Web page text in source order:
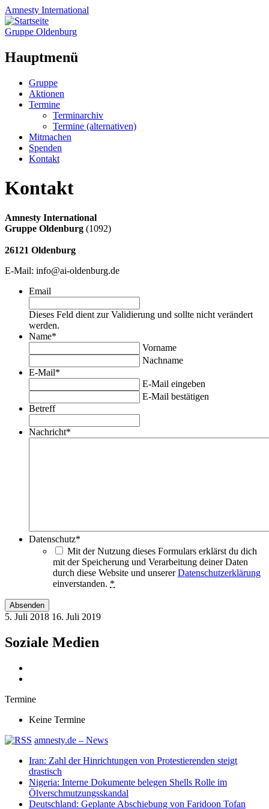
Amnesty International
Gruppe Oldenburg
Hauptmenü
Zum
Inhalt
springen
Gruppe
Aktionen
Termine
Terminarchiv
Termine (alternativen)
Mitmachen
Spenden
Kontakt
Kontakt
Amnesty International
Gruppe Oldenburg (1092)
26121 Oldenburg
E-Mail: info@ai-oldenburg.de
Email
Dieses Feld dient zur Validierung und sollte nicht verändert
werden.
Name*
Vorname
Nachname
E-Mail*
E-Mail eingeben
E-Mail bestätigen
Betreff
Nachricht*
Datenschutz*
Mit der Nutzung dieses Formulars erklärst du dich
mit der Speicherung und Verarbeitung deiner Daten
durch diese Website und unsererDatenschutzerklärung
einverstanden. *
5. Juli 2018 16. Juli 2019
Soziale Medien
Termine
Keine Termine
amnesty.de – News
Iran: Zahl der Hinrichtungen von Protestierenden steigt
drastisch
Nigeria: Interne Dokumente belegen Shells Rolle im
Ölverschmutzungsskandal
Deutschland: Geplante Abschiebung von Faridoon Tofan